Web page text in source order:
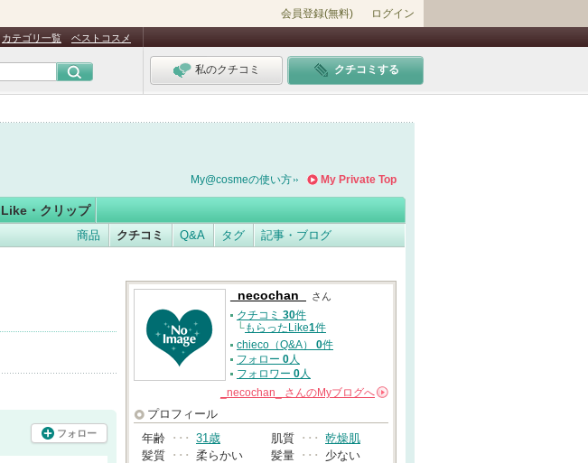
会員登録(無料) ログイン
カテゴリ一覧 ベストコスメ
私のクチコミ クチコミする
My Private Top
My@cosmeの使い方
Like・クリップ
商品 クチコミ Q&A タグ 記事・ブログ
フォロー
_necochan_ さん
クチコミ 30件
└もらったLike1件
chieco（Q&A） 0件
フォロー 0人
フォロワー 0人
_necochan_
さんのMyブログへ
プロフィール
年齢 ･･･ 31歳 肌質 ･･･ 乾燥肌
髪質 ･･･ 柔らかい 髪量 ･･･
少ない